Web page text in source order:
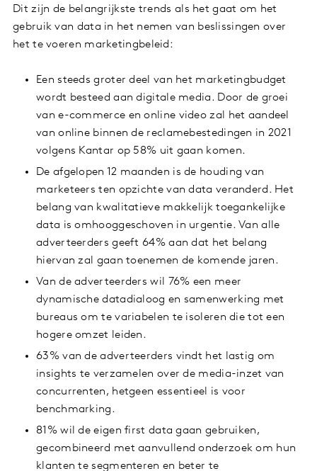
Dit zijn de belangrijkste trends als het gaat om het
gebruik van data in het nemen van beslissingen over
het te voeren marketingbeleid:
Een steeds groter deel van het marketingbudget
wordt besteed aan digitale media. Door de groei
van e-commerce en online video zal het aandeel
van online binnen de reclamebestedingen in 2021
volgens Kantar op 58% uit gaan komen.
De afgelopen 12 maanden is de houding van
marketeers ten opzichte van data veranderd. Het
belang van kwalitatieve makkelijk toegankelijke
data is omhooggeschoven in urgentie. Van alle
adverteerders geeft 64% aan dat het belang
hiervan zal gaan toenemen de komende jaren.
Van de adverteerders wil 76% een meer
dynamische datadialoog en samenwerking met
bureaus om te variabelen te isoleren die tot een
hogere omzet leiden.
63% van de adverteerders vindt het lastig om
insights te verzamelen over de media-inzet van
concurrenten, hetgeen essentieel is voor
benchmarking.
81% wil de eigen first data gaan gebruiken,
gecombineerd met aanvullend onderzoek om hun
klanten te segmenteren en beter te